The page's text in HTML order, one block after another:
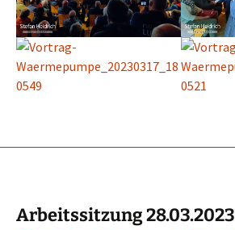
Arbeitssitzung 28.03.2023